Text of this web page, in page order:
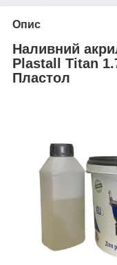
Опис
Наливний
Plastall Titan
Пластол